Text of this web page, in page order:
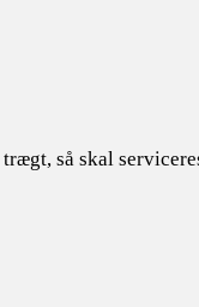
så skal